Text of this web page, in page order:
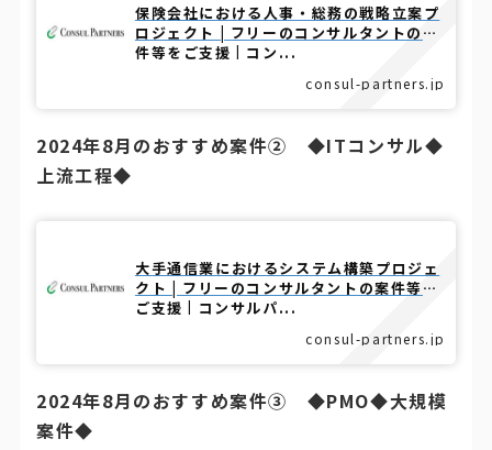
consul-partners.jp
保険会社における人事・総務の戦略立案プ
ロジェクト | フリーのコンサルタントの案
件等をご支援 | コン...
2024年8月のおすすめ案件② ◆ITコンサル◆
上流工程◆
consul-partners.jp
大手通信業におけるシステム構築プロジェ
クト | フリーのコンサルタントの案件等を
ご支援 | コンサルパ...
2024年8月のおすすめ案件③ ◆PMO◆大規模
案件◆